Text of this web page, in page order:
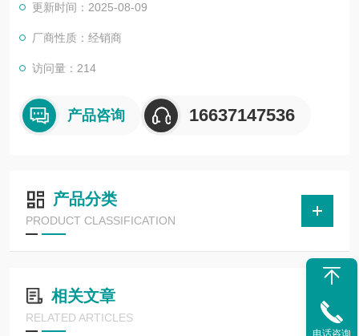
更新时间：2025-08-09
厂商性质：经销商
访问量：214
产品咨询 16637147536
产品分类
PRODUCT CLASSIFICATION
相关文章
RELATED ARTICLES